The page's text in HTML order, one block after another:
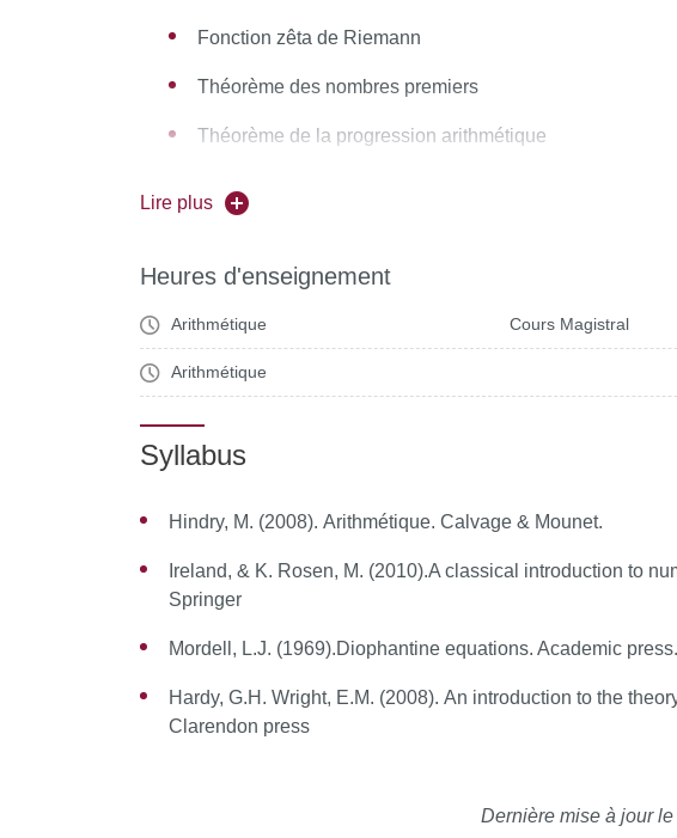
Fonction zêta de Riemann
Théorème des nombres premiers
Théorème de la progression arithmétique
Loi de réciprocité quadratique
Irréductibilité des polynômes à coefficients dans un
Équation de Brahmagupta-Pell-Fermat
Lire plus
Heures d'enseignement
Arithmétique Cours Magistral
Arithmétique
Syllabus
Hindry, M. (2008). Arithmétique. Calvage & Mounet.
Ireland, & K. Rosen, M. (2010).A classical introduction to
Springer
Mordell, L.J. (1969).Diophantine equations. Academic press.
Hardy, G.H. Wright, E.M. (2008). An introduction to the
Clarendon press
Dernière mise à jour